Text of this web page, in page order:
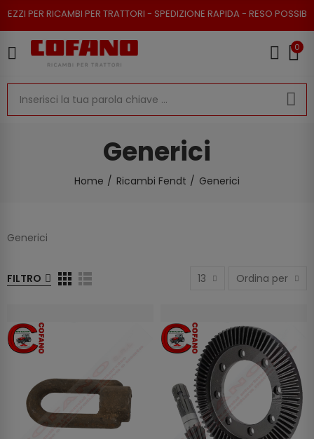
RICAMBI PER TRATTORI - SPEDIZIONE RAPIDA - RESO POSSIBILE
0
Generici
Home Ricambi Fendt Generici
Generici
FILTRO 13 Ordina per